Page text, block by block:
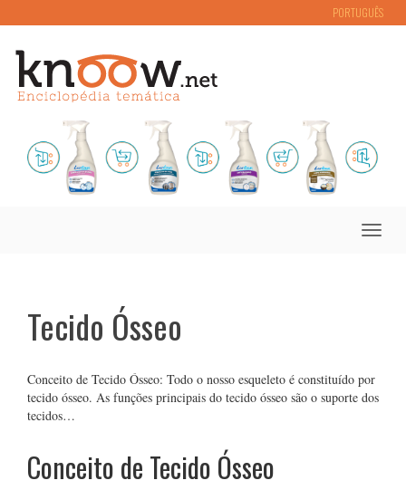
PORTUGUÊS
Toggle
Tecido Ósseo
Conceito de Tecido Ósseo: Todo o nosso esqueleto é constituído por
tecido ósseo. As funções principais do tecido ósseo são o suporte dos
tecidos…
Conceito de Tecido Ósseo